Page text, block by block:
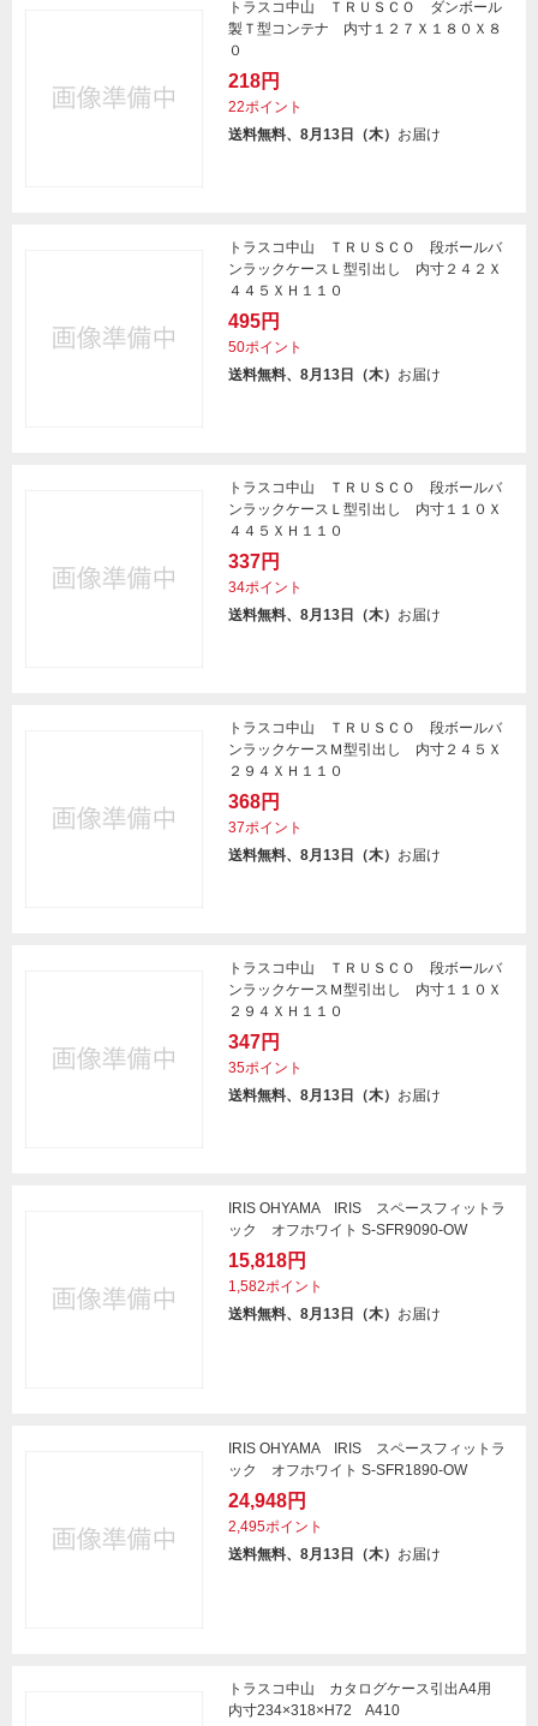
トラスコ中山 ＴＲＵＳＣＯ ダンボール
製Ｔ型コンテナ 内寸１２７Ｘ１８０Ｘ８
０
218円
22ポイント
送料無料、8月13日（木） お届け
トラスコ中山 ＴＲＵＳＣＯ 段ボールバ
ンラックケースＬ型引出し 内寸２４２Ｘ
４４５ＸＨ１１０
495円
50ポイント
送料無料、8月13日（木） お届け
トラスコ中山 ＴＲＵＳＣＯ 段ボールバ
ンラックケースＬ型引出し 内寸１１０Ｘ
４４５ＸＨ１１０
337円
34ポイント
送料無料、8月13日（木） お届け
トラスコ中山 ＴＲＵＳＣＯ 段ボールバ
ンラックケースＭ型引出し 内寸２４５Ｘ
２９４ＸＨ１１０
368円
37ポイント
送料無料、8月13日（木） お届け
トラスコ中山 ＴＲＵＳＣＯ 段ボールバ
ンラックケースＭ型引出し 内寸１１０Ｘ
２９４ＸＨ１１０
347円
35ポイント
送料無料、8月13日（木） お届け
IRIS OHYAMA IRIS スペースフィットラ
ック オフホワイト S-SFR9090-OW
15,818円
1,582ポイント
送料無料、8月13日（木） お届け
IRIS OHYAMA IRIS スペースフィットラ
ック オフホワイト S-SFR1890-OW
24,948円
2,495ポイント
送料無料、8月13日（木） お届け
トラスコ中山 カタログケース引出A4用
内寸234×318×H72 A410